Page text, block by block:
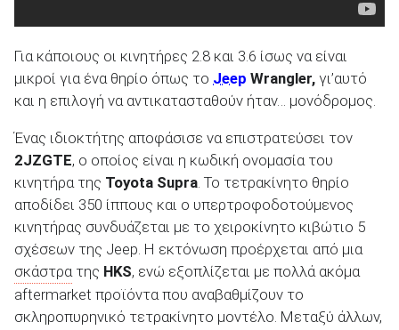
Για κάποιους οι κινητήρες 2.8 και 3.6 ίσως να είναι
μικροί για ένα θηρίο όπως το Jeep Wrangler, γι’αυτό
και η επιλογή να αντικατασταθούν ήταν… μονόδρομος.
Ένας ιδιοκτήτης αποφάσισε να επιστρατεύσει τον
2JZGTE, ο οποίος είναι η κωδική ονομασία του
κινητήρα της Toyota Supra. Το τετρακίνητο θηρίο
αποδίδει 350 ίππους και ο υπερτροφοδοτούμενος
κινητήρας συνδυάζεται με το χειροκίνητο κιβώτιο 5
σχέσεων της Jeep. H εκτόνωση προέρχεται από μια
σκάστρατης HKS, ενώ εξοπλίζεται με πολλά ακόμα
aftermarket προϊόντα που αναβαθμίζουν το
σκληροπυρηνικό τετρακίνητο μοντέλο. Μεταξύ άλλων,